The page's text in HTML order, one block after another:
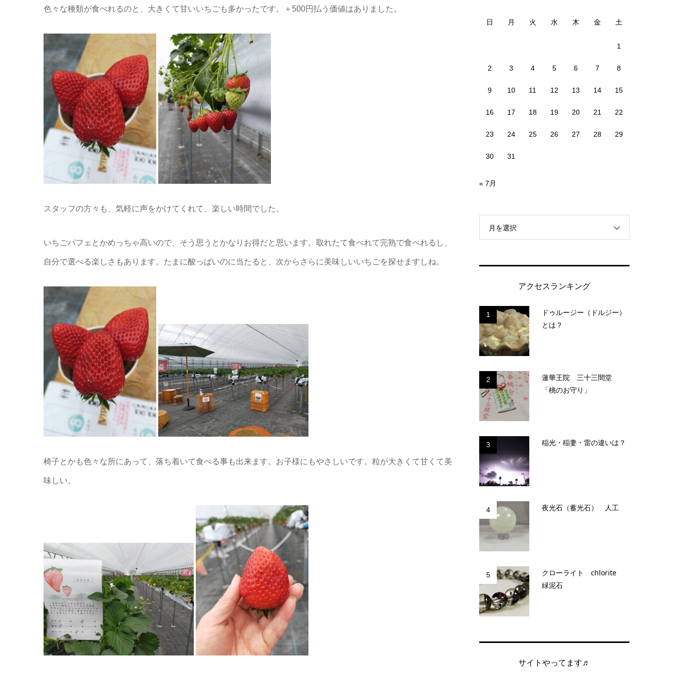
色々な種類が食べれるのと、大きくて甘いいちごも多かったです。＋500円払う価値はありました。
スタッフの方々も、気軽に声をかけてくれて、楽しい時間でした。
いちごパフェとかめっちゃ高いので、そう思うとかなりお得だと思います。取れたて食べれて完熟で食べれるし、
自分で選べる楽しさもあります。たまに酸っぱいのに当たると、次からさらに美味しいいちごを探せますしね。
椅子とかも色々な所にあって、落ち着いて食べる事も出来ます。お子様にもやさしいです。粒が大きくて甘くて美
味しい。
日 月 火 水 木 金 土
1
2 3 4 5 6 7 8
9 10 11 12 13 14 15
16 17 18 19 20 21 22
23 24 25 26 27 28 29
30 31
« 7月
月を選択
アクセスランキング
1
ドゥルージー（ドルジー）
とは？
2
蓮華王院 三十三間堂
「桃のお守り」
3 稲光・稲妻・雷の違いは？
4 夜光石（蓄光石） 人工
5
クローライト chlorite
緑泥石
サイトやってます♬